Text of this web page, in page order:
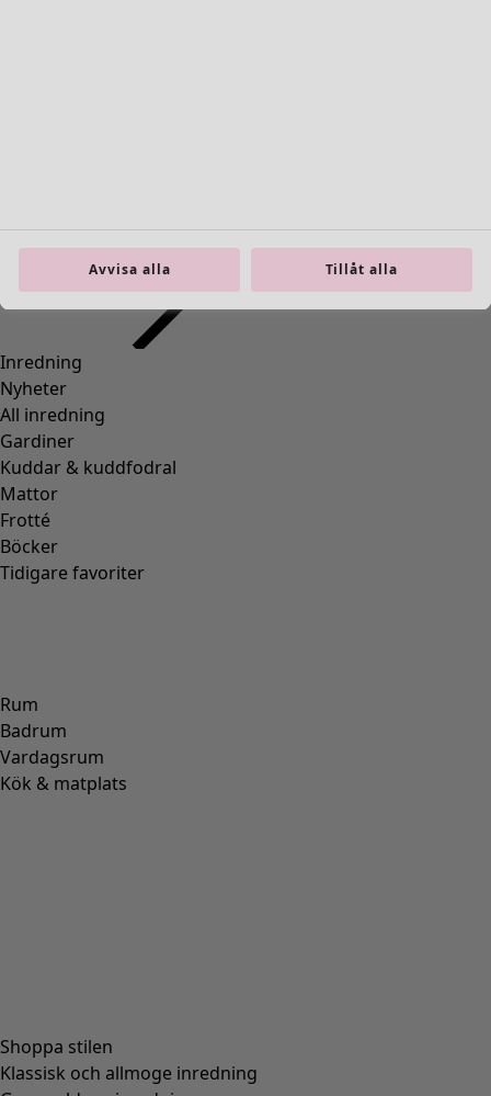
Inredning
Nyheter
All inredning
Gardiner
Kuddar & kuddfodral
Mattor
Frotté
Böcker
Tidigare favoriter
Rum
Badrum
Vardagsrum
Kök & matplats
Shoppa stilen
Klassisk och allmoge inredning
Avvisa alla Tillåt alla